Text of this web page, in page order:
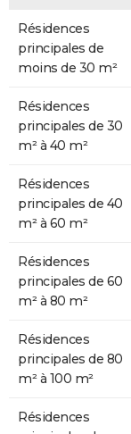
Résidences
principales de
moins de 30 m²
Résidences
principales de 30
m² à 40 m²
Résidences
principales de 40
m² à 60 m²
Résidences
principales de 60
m² à 80 m²
Résidences
principales de 80
m² à 100 m²
Résidences